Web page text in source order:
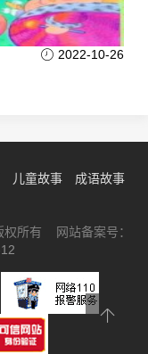
2022-10-26
儿童故事
成语故事
权所有 网站备案号：